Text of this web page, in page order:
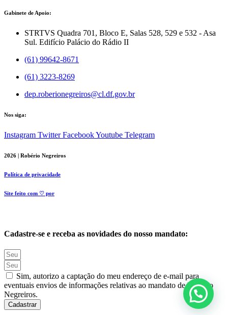
Gabinete de Apoio:
STRTVS Quadra 701, Bloco E, Salas 528, 529 e 532 - Asa
Sul. Edifício Palácio do Rádio II
(61) 99642-8671
(61) 3223-8269
dep.roberionegreiros@cl.df.gov.br
Nos siga:
Instagram Twitter FacebookYoutube Telegram
2026 | Robério Negreiros
Política de privacidade
Site feito com ♡ por
Cadastre-se e receba as novidades do nosso mandato:
Sim, autorizo a captação do meu endereço de e-mail para
eventuais envios de informações relativas ao mandato de Robério
Negreiros.
Cadastrar